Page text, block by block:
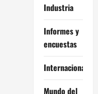
Industria
Informes y
encuestas
Internacional
Mundo del